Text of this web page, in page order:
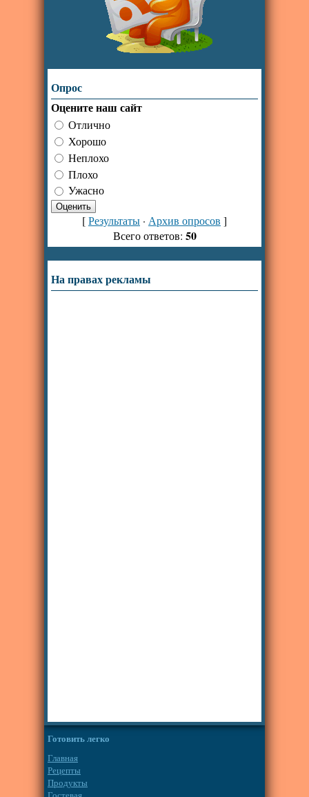
Опрос
Оцените наш сайт
Отлично
Хорошо
Неплохо
Плохо
Ужасно
[Результаты · Архив опросов ]
Всего ответов: 50
На правах рекламы
Готовить легко
Главная
Рецепты
Продукты